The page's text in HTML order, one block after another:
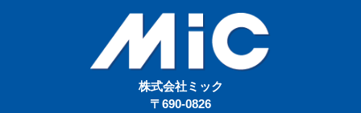
株式会社ミック
〒690-0826